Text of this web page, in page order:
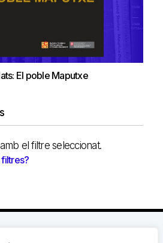
El poble Maputxe
el filtre seleccionat.